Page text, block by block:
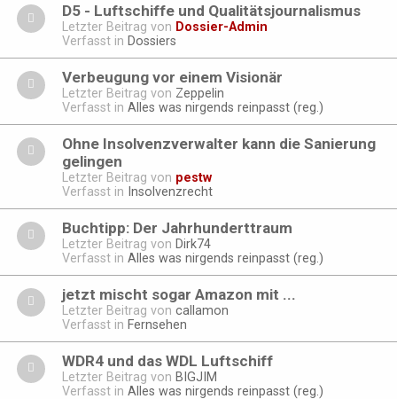
D5 - Luftschiffe und Qualitätsjournalismus
Letzter Beitrag von Dossier-Admin
Verfasst in Dossiers
Verbeugung vor einem Visionär
Letzter Beitrag von Zeppelin
Verfasst in Alles was nirgends reinpasst (reg.)
Ohne Insolvenzverwalter kann die Sanierung
gelingen
Letzter Beitrag von pestw
Verfasst in Insolvenzrecht
Buchtipp: Der Jahrhunderttraum
Letzter Beitrag von Dirk74
Verfasst in Alles was nirgends reinpasst (reg.)
jetzt mischt sogar Amazon mit ...
Letzter Beitrag von callamon
Verfasst in Fernsehen
WDR4 und das WDL Luftschiff
Letzter Beitrag von BIGJIM
Verfasst in Alles was nirgends reinpasst (reg.)